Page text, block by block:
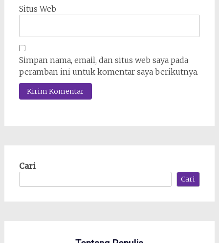
Situs Web
Simpan nama, email, dan situs web saya pada
peramban ini untuk komentar saya berikutnya.
Cari
Cari